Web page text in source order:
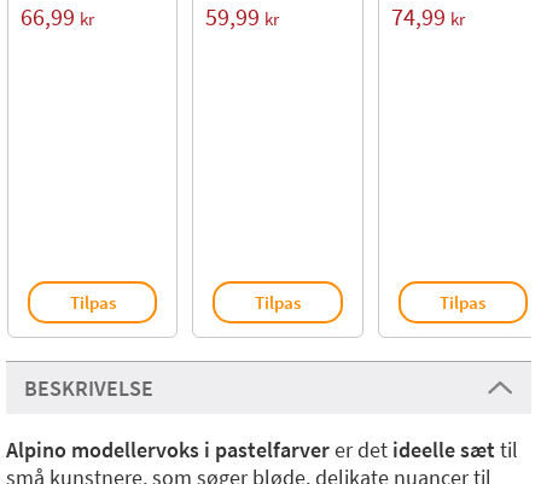
66,99 kr
Tilpas
59,99 kr
Tilpas
74,99 kr
Tilpas
BESKRIVELSE
Alpino modellervoks i pastelfarverer det ideelle sæt til
små kunstnere, som søger bløde, delikate nuancer til